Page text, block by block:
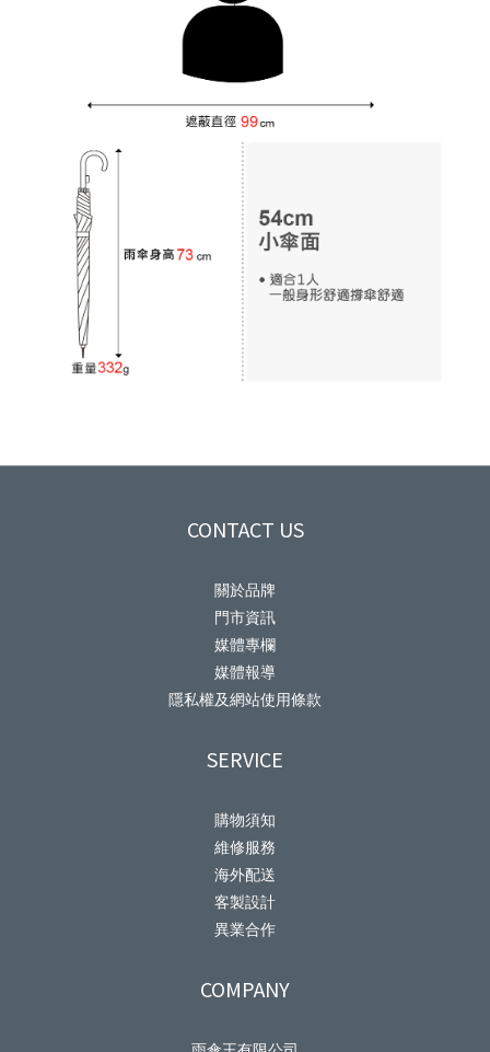
CONTACT US
關於品牌
門市資訊
媒體專欄
媒體報導
隱私權及網站使用條款
SERVICE
購物須知
維修服務
海外配送
客製設計
異業合作
COMPANY